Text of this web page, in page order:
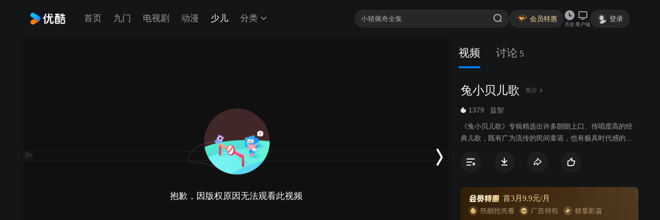
首页 九门 电视剧 动漫 少儿 分类 会员特惠
历史 客户端
登录
抱歉，因版权原因无法观看此视频
视频 讨论 5
兔小贝儿歌 简介
1379 益智
《兔小贝儿歌》专辑精选出许多朗朗上口、传唱度高的经
典儿歌，既有广为流传的民间童谣，也有极具时代感的原
手们童稚的嗓音为大家带来全新的儿歌世界。《兔小贝儿
儿童健康向上的精神风貌，让儿童感受到欢乐的音乐氛
围，还能从歌曲中学习语言，培养美感，启发益智，增长
首3月9.9元/月